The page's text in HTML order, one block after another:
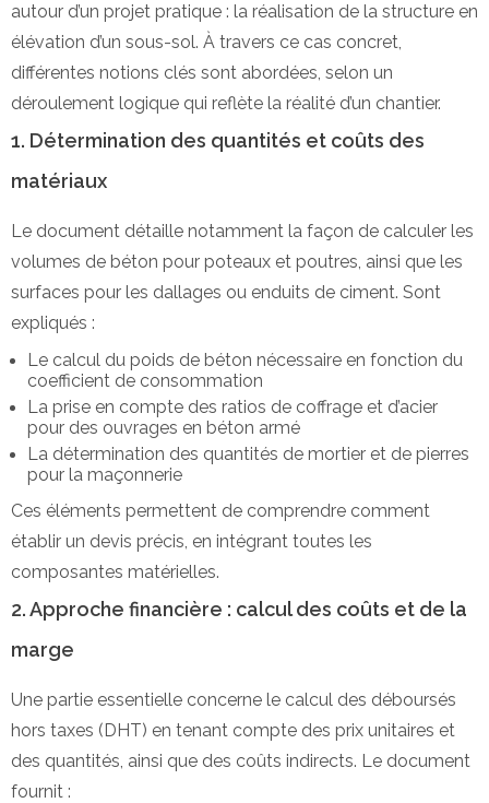
autour d’un projet pratique : la réalisation de la structure en
élévation d’un sous-sol. À travers ce cas concret,
différentes notions clés sont abordées, selon un
déroulement logique qui reflète la réalité d’un chantier.
1. Détermination des quantités et coûts des
matériaux
Le document détaille notamment la façon de calculer les
volumes de béton pour poteaux et poutres, ainsi que les
surfaces pour les dallages ou enduits de ciment. Sont
expliqués :
Le calcul du poids de béton nécessaire en fonction du
coefficient de consommation
La prise en compte des ratios de coffrage et d’acier
pour des ouvrages en béton armé
La détermination des quantités de mortier et de pierres
pour la maçonnerie
Ces éléments permettent de comprendre comment
établir un devis précis, en intégrant toutes les
composantes matérielles.
2. Approche financière : calcul des coûts et de la
marge
Une partie essentielle concerne le calcul des déboursés
hors taxes (DHT) en tenant compte des prix unitaires et
des quantités, ainsi que des coûts indirects. Le document
fournit :